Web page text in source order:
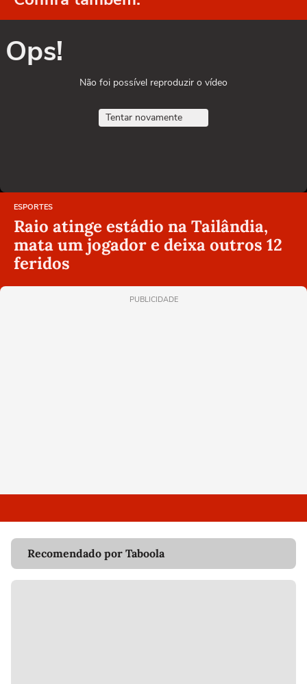
Ops!
Não foi possível reproduzir o vídeo
Tentar novamente
ESPORTES
Raio atinge estádio na Tailândia,
mata um jogador e deixa outros 12
feridos
PUBLICIDADE
Recomendado por Taboola